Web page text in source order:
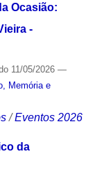
Ocasião:
-
11/05/2026 —
Memória e
/Eventos 2026
da